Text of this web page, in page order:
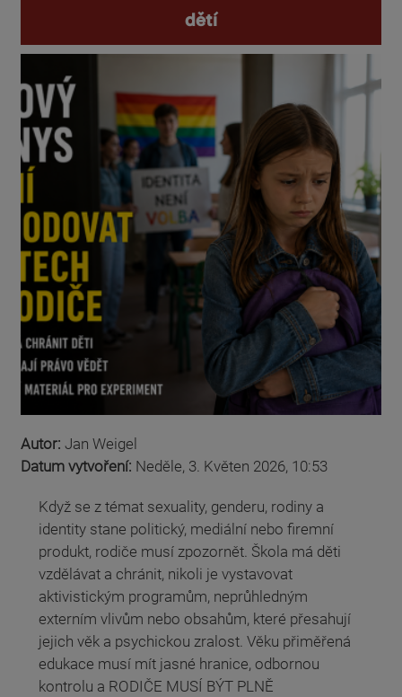
dětí
Autor: Jan Weigel
Datum vytvoření: Neděle, 3. Květen 2026, 10:53
Když se z témat sexuality, genderu, rodiny a
identity stane politický, mediální nebo firemní
produkt, rodiče musí zpozornět. Škola má děti
vzdělávat a chránit, nikoli je vystavovat
aktivistickým programům, neprůhledným
externím vlivům nebo obsahům, které přesahují
jejich věk a psychickou zralost. Věku přiměřená
edukace musí mít jasné hranice, odbornou
kontrolu a RODIČE MUSÍ BÝT PLNĚ